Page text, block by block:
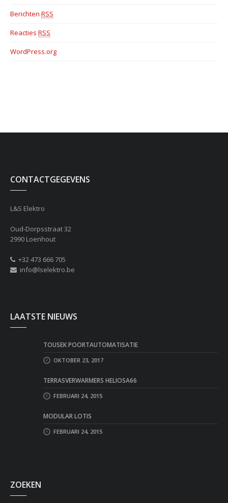
Berichten RSS
Reacties RSS
WordPress.org
CONTACTGEGEVENS
L&S Elektro
Oud-Dorpsstraat 32
2990 Loenhout
+32 473 666 705
info@lselektro.be
LAATSTE NIEUWS
TOUSEK POORTAUTOMATISATIE
OKTOBER 23, 2017
TERRASVERWARMERS HELIOSA66
FEBRUARI 24, 2015
MODULAR LOTIS
FEBRUARI 24, 2015
ZOEKEN